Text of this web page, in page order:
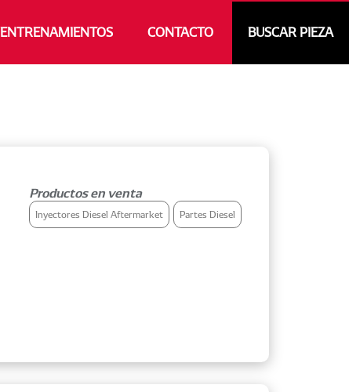
ENTRENAMIENTOS CONTACTO BUSCAR PIEZA
Productos en venta
Inyectores Diesel Aftermarket Partes Diesel